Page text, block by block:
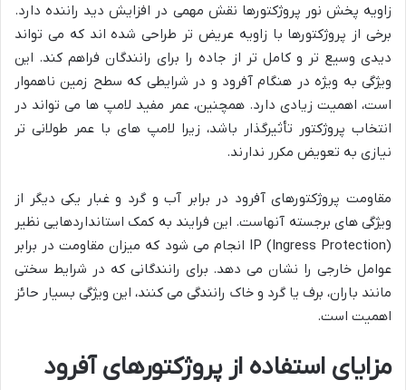
زاویه پخش نور پروژکتورها نقش مهمی در افزایش دید راننده دارد.
برخی از پروژکتورها با زاویه عریض تر طراحی شده اند که می تواند
دیدی وسیع تر و کامل تر از جاده را برای رانندگان فراهم کند. این
ویژگی به ویژه در هنگام آفرود و در شرایطی که سطح زمین ناهموار
است، اهمیت زیادی دارد. همچنین، عمر مفید لامپ ها می تواند در
انتخاب پروژکتور تأثیرگذار باشد، زیرا لامپ های با عمر طولانی تر
نیازی به تعویض مکرر ندارند.
مقاومت پروژکتورهای آفرود در برابر آب و گرد و غبار یکی دیگر از
ویژگی های برجسته آنهاست. این فرایند به کمک استانداردهایی نظیر
IP (Ingress Protection) انجام می شود که میزان مقاومت در برابر
عوامل خارجی را نشان می دهد. برای رانندگانی که در شرایط سختی
مانند باران، برف یا گرد و خاک رانندگی می کنند، این ویژگی بسیار حائز
اهمیت است.
مزایای استفاده از پروژکتورهای آفرود